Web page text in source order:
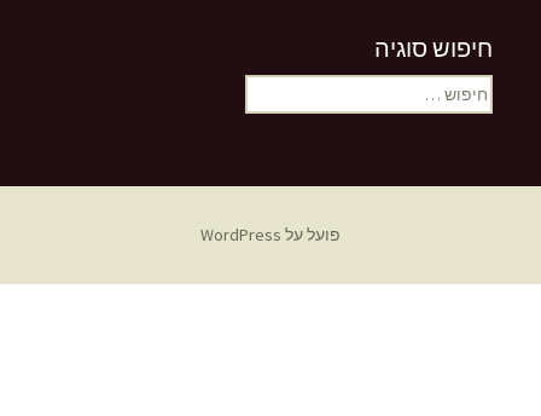
חיפוש סוגיה
חיפוש:
פועל על WordPress